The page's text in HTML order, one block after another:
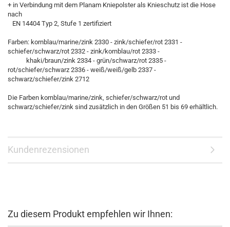
+ in Verbindung mit dem Planam Kniepolster als Knieschutz ist die Hose
nach
EN 14404 Typ 2, Stufe 1 zertifiziert
Farben: kornblau/marine/zink 2330 - zink/schiefer/rot 2331 -
schiefer/schwarz/rot 2332 - zink/kornblau/rot 2333 -
khaki/braun/zink 2334 - grün/schwarz/rot 2335 -
rot/schiefer/schwarz 2336 - weiß/weiß/gelb 2337 -
schwarz/schiefer/zink 2712
Die Farben kornblau/marine/zink, schiefer/schwarz/rot und
schwarz/schiefer/zink sind zusätzlich in den Größen 51 bis 69 erhältlich.
Kundenrezensionen
Zu diesem Produkt empfehlen wir Ihnen: